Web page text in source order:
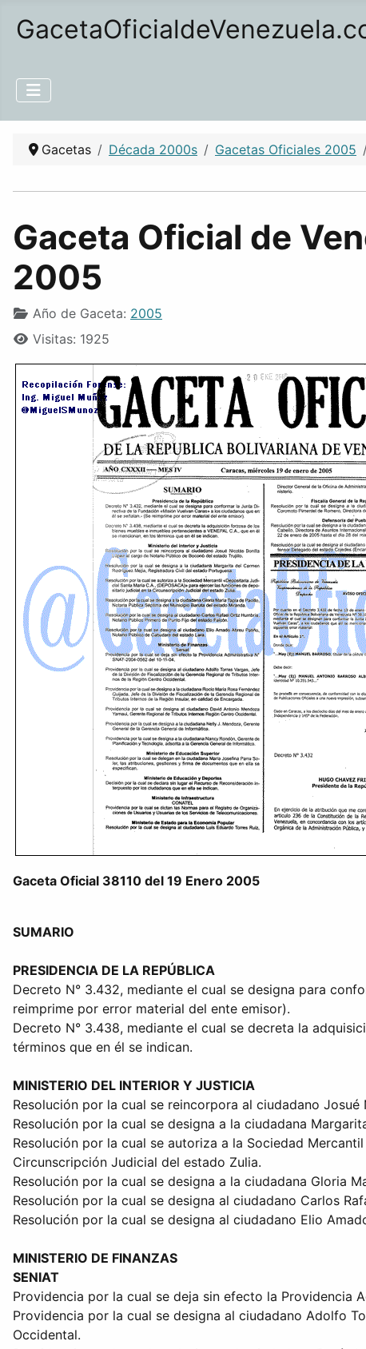
Gacetas Década 2000s Gacetas Oficiales 2005
Gaceta Oficial de
2005
Año de Gaceta: 2005
Visitas: 1925
Gaceta Oficial 38110 del 19 Enero 2005
SUMARIO
PRESIDENCIA DE LA REPÚBLICA
Decreto N° 3.432, mediante el cual se designa para
reimprime por error material del ente emisor).
Decreto N° 3.438, mediante el cual se decreta la
términos que en él se indican.
MINISTERIO DEL INTERIOR Y JUSTICIA
Resolución por la cual se reincorpora al ciudadano
Resolución por la cual se designa a la ciudadana
Resolución por la cual se autoriza a la Sociedad
Circunscripción Judicial del estado Zulia.
Resolución por la cual se designa a la ciudadana Gloria
Resolución por la cual se designa al ciudadano Carlos
Resolución por la cual se designa al ciudadano Elio
MINISTERIO DE FINANZAS
SENIAT
Providencia por la cual se deja sin efecto la Providencia
Providencia por la cual se designa al ciudadano Adolfo
Occidental.